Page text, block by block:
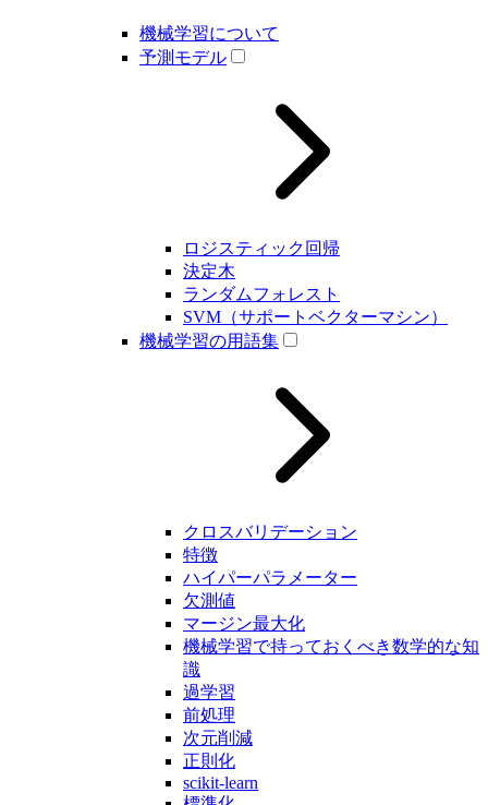
機械学習について
予測モデル
ロジスティック回帰
決定木
ランダムフォレスト
SVM（サポートベクターマシン）
機械学習の用語集
クロスバリデーション
特徴
ハイパーパラメーター
欠測値
マージン最大化
機械学習で持っておくべき数学的な知
識
過学習
前処理
次元削減
正則化
scikit-learn